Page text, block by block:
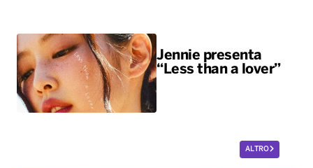
Jennie presenta
“Less than a lover”
ALTRO